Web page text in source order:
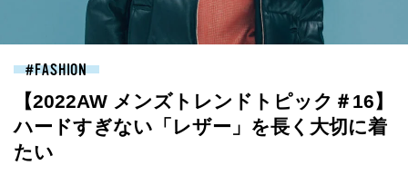
FASHION
【2022AW メンズトレンドトピック＃16】
ハードすぎない「レザー」を長く大切に着
たい